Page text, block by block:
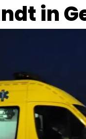
in